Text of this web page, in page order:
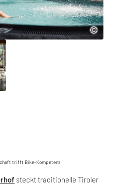
trifft Bike-Kompetenz
steckt traditionelle Tiroler